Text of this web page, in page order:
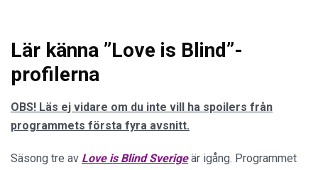
Lär känna ”Love is Blind”-
profilerna
OBS! Läs ej vidare om du inte vill ha spoilers från
programmets första fyra avsnitt.
Säsong tre av Love is Blind Sverigeär igång. Programmet